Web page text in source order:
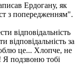
Ердогану, як
з попередженням".
відповідальність
відповідальність за
це... Хлопче, не
Я подзвоню тобі